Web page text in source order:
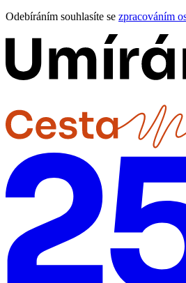
Odebíráním souhlasíte se zpracováním